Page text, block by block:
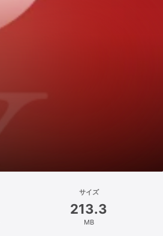
サイズ
213.3
MB